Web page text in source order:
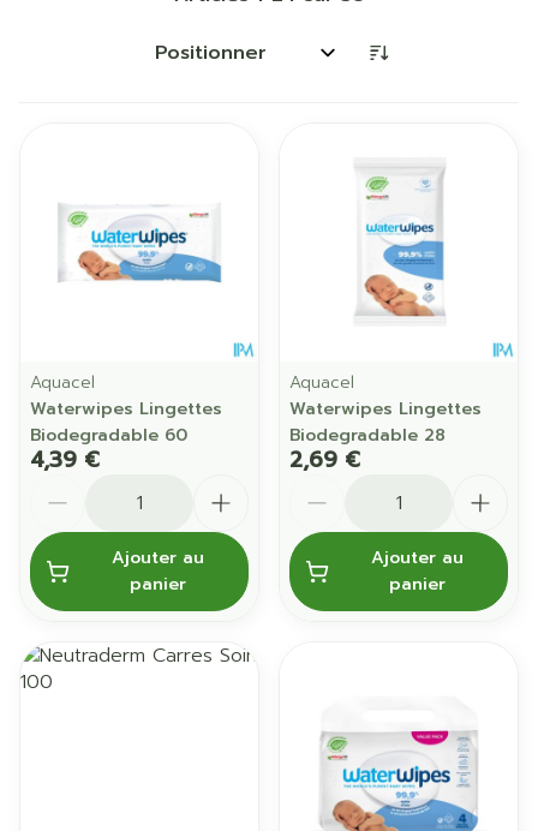
Trier par:
Aquacel
Waterwipes Lingettes
Biodegradable 60
4,39 €
Ajouter au
panier
Aquacel
Waterwipes Lingettes
Biodegradable 28
2,69 €
Ajouter au
panier